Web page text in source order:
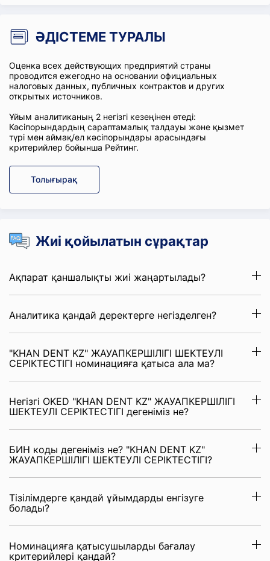
ӘДІСТЕМЕ ТУРАЛЫ
Оценка всех действующих предприятий страны
проводится ежегодно на основании официальных
налоговых данных, публичных контрактов и других
открытых источников.
Ұйым аналитиканың 2 негізгі кезеңінен өтеді:
Кәсіпорындардың сараптамалық талдауы және қызмет
түрі мен аймақ/ел кәсіпорындары арасындағы
критерийлер бойынша Рейтинг.
Толығырақ
Жиі қойылатын сұрақтар
Ақпарат қаншалықты жиі жаңартылады?
Аналитика қандай деректерге негізделген?
"KHAN DENT KZ" ЖАУАПКЕРШІЛІГІ ШЕКТЕУЛІ
СЕРІКТЕСТІГІ номинацияға қатыса ала ма?
Негізгі OKED "KHAN DENT KZ" ЖАУАПКЕРШІЛІГІ
ШЕКТЕУЛІ СЕРІКТЕСТІГІ дегеніміз не?
БИН коды дегеніміз не? "KHAN DENT KZ"
ЖАУАПКЕРШІЛІГІ ШЕКТЕУЛІ СЕРІКТЕСТІГІ?
Тізілімдерге қандай ұйымдарды енгізуге
болады?
Номинацияға қатысушыларды бағалау
критерийлері қандай?